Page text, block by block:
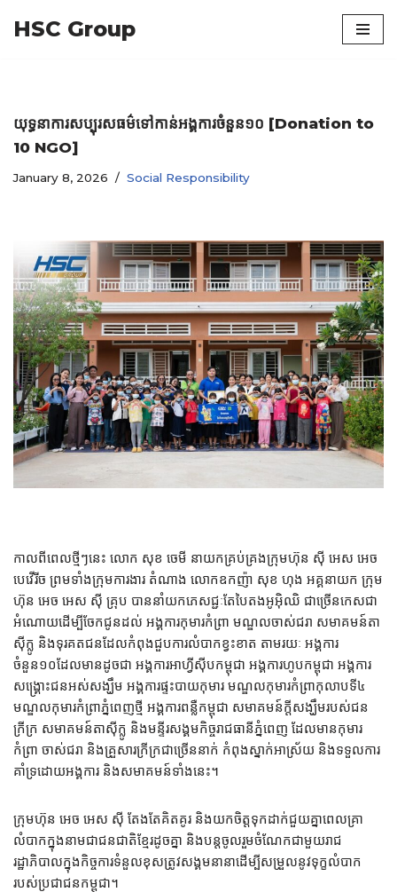
HSC Group
យុទ្ធនាការសប្បុរសធម៌ទៅកាន់អង្គការចំនួន១០ [Donation to
10 NGO]
January 8, 2026 Social Responsibility
កាលពីពេលថ្មីៗនេះ លោក សុខ ចេមី នាយកគ្រប់គ្រងក្រុមហ៊ុន ស៊ី អេស អេច
បេវើរីច ព្រមទាំងក្រុមការងារ តំណាង លោកឧកញ៉ា សុខ ហុង អគ្គនាយក ក្រុម
ហ៊ុន អេច អេស ស៊ី គ្រុប បាននាំយកភេសជ្ជៈតែបៃតងអូអ៊ិឈិ ជាច្រើនកេសជា
អំណោយដើម្បីចែកជូនដល់ អង្គការកុមារកំព្រា មណ្ឌលចាស់ជរា សមាគមន៍តា
ស៊ីក្លូ និងទុរគតជនដែលកំពុងជួបការលំបាកខ្វះខាត តាមរយៈ អង្គការ
ចំនួន១០ដែលមានដូចជា អង្គការអាហ្វីស៊ីបកម្ពុជា អង្គការហូបកម្ពុជា អង្គការ
សង្រ្គោះជនអស់សង្ឃឹម អង្គការផ្ទះបាយកុមារ មណ្ឌលកុមារកំព្រាកុលាបទី៤
មណ្ឌលកុមារកំព្រាភ្នំពេញថ្មី អង្គការពន្លឺកម្ពុជា សមាគមន៍ក្តីសង្ឃឹមរបស់ជន
ក្រីក្រ សមាគមន៍តាស៊ីក្លូ និងមន្ទីរសង្គមកិច្ចរាជធានីភ្នំពេញ ដែលមានកុមារ
កំព្រា ចាស់ជរា និងគ្រួសារក្រីក្រជាច្រើននាក់ កំពុងស្នាក់អាស្រ័យ និងទទួលការ
គាំទ្រដោយអង្គការ និងសមាគមន៍ទាំងនេះ។
ក្រុមហ៊ុន អេច អេស ស៊ី តែងតែគិតគូរ និងយកចិត្តទុកដាក់ជួយគ្នាពេលគ្រា
លំបាកក្នុងនាមជាជនជាតិខ្មែរដូចគ្នា និងបន្តចូលរួមចំណែកជាមួយរាជ
រដ្ឋាភិបាលក្នុងកិច្ចការទំនួលខុសត្រូវសង្គមនានាដើម្បីសម្រួលនូវទុក្ខលំបាក
របស់ប្រជាជនកម្ពុជា។